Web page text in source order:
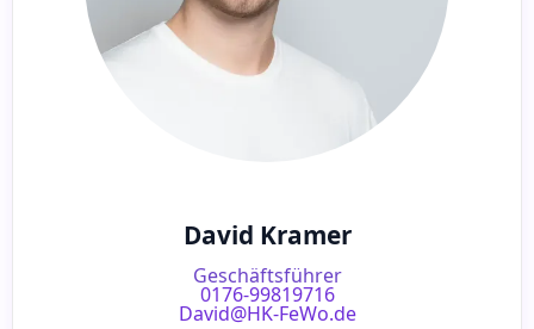
David Kramer
Geschäftsführer
0176-99819716
David@HK-FeWo.de